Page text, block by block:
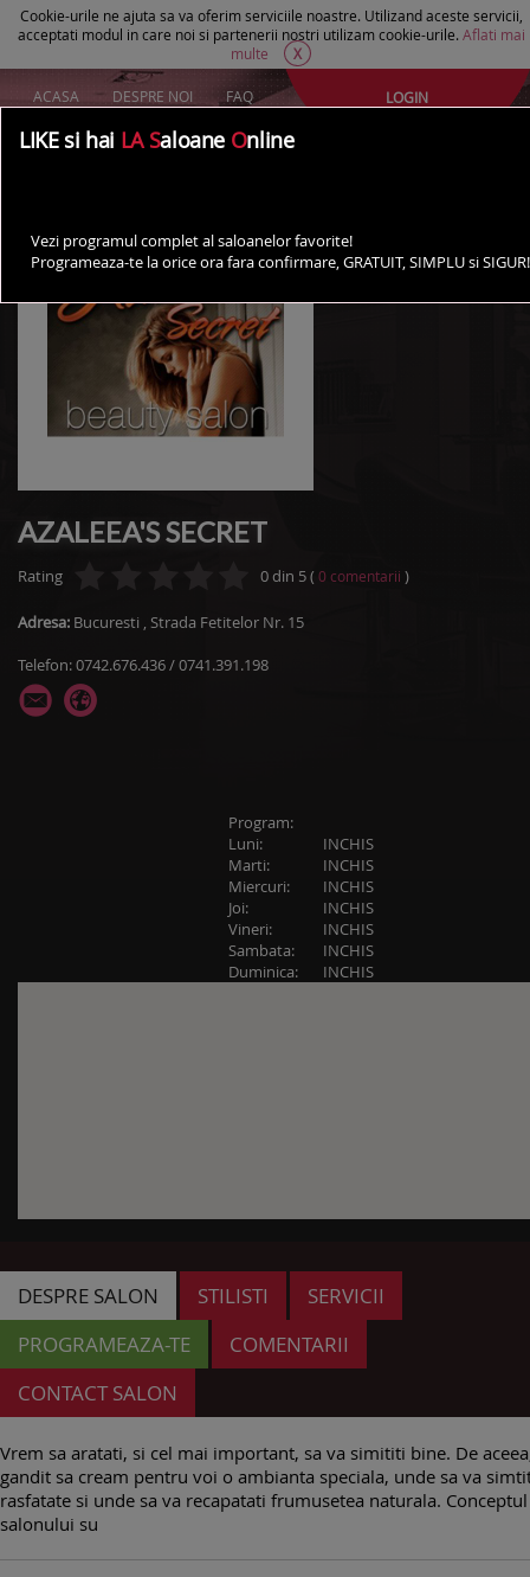
Cookie-urile ne ajuta sa va oferim serviciile noastre. Utilizand aceste servicii,
acceptati modul in care noi si partenerii nostri utilizam cookie-urile. Aflati mai
multe
X
ACASA DESPRE NOI FAQ
AI UN SALON?
LOGIN
AZALEEA'S SECRET
Rating 0din 5( 0 comentarii )
Adresa: Bucuresti , Strada Fetitelor Nr. 15
Telefon: 0742.676.436 / 0741.391.198
Program:
Luni:
INCHIS
Marti:
INCHIS
Miercuri:
INCHIS
Joi:
INCHIS
Vineri:
INCHIS
Sambata:
INCHIS
Duminica:
INCHIS
DESPRE SALON STILISTI
SERVICII
PROGRAMEAZA-TE
COMENTARII
CONTACT SALON
Vrem sa aratati, si cel mai important, sa va simititi bine. De
gandit sa cream pentru voi o ambianta speciala, unde sa va
rasfatate si unde sa va recapatati frumusetea naturala. Conceptul
salonului su
LIKE si hai LA Saloane Online
Vezi programul complet al saloanelor favorite!
Programeaza-te la orice ora fara confirmare, GRATUIT, SIMPLU si SIGUR!